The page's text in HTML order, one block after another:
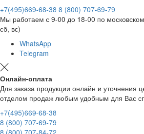
+7(495)669-68-38 8 (800) 707-69-79
Мы работаем с 9-00 до 18-00 по
сб, вс)
WhatsApp
Telegram
Онлайн-оплата
Для заказа продукции онлайн и уточнения
отделом продаж любым удобным для Вас
+7(495)669-68-38
8 (800) 707-69-79
8 (800) 707-84-72